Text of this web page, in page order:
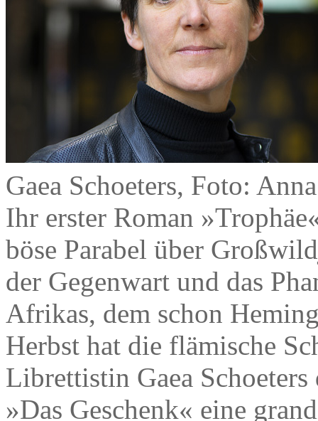
Gaea Schoeters, Foto:
Ihr erster Roman
böse Parabel über
der Gegenwart und das
Afrikas, dem schon
Herbst hat die flämische
Librettistin Gaea
»Das Geschenk« eine